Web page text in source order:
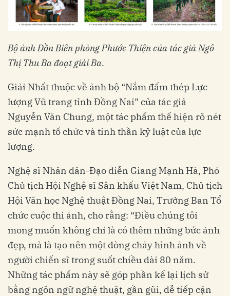
Bộ ảnh Đồn Biên phòng Phước Thiện của tác giả Ngô
Thị Thu Ba đoạt giải Ba.
Giải Nhất thuộc về ảnh bộ “Nắm đấm thép Lực
lượng Vũ trang tỉnh Đồng Nai” của tác giả
Nguyễn Văn Chung, một tác phẩm thể hiện rõ nét
sức mạnh tổ chức và tinh thần kỷ luật của lực
lượng.
Nghệ sĩ Nhân dân-Đạo diễn Giang Mạnh Hà, Phó
Chủ tịch Hội Nghệ sĩ Sân khấu Việt Nam, Chủ tịch
Hội Văn học Nghệ thuật Đồng Nai, Trưởng Ban Tổ
chức cuộc thi ảnh, cho rằng: “Điều chúng tôi
mong muốn không chỉ là có thêm những bức ảnh
đẹp, mà là tạo nên một dòng chảy hình ảnh về
người chiến sĩ trong suốt chiều dài 80 năm.
Những tác phẩm này sẽ góp phần kể lại lịch sử
bằng ngôn ngữ nghệ thuật, gần gũi, dễ tiếp cận